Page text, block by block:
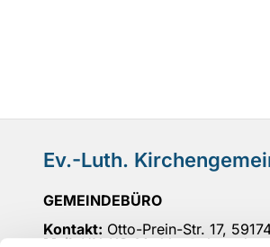
Ev.-Luth.
GEMEINDEBÜRO
Kontakt: Otto-Prein-Str. 17,
Mail: UN-KG-Methler@ekvw.de